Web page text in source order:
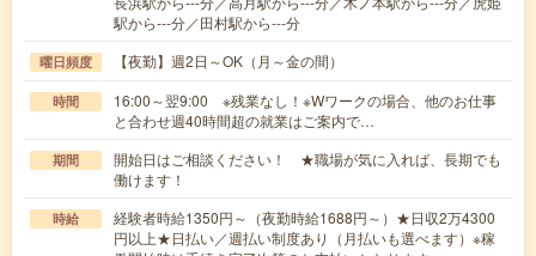
駅から---分／田村駅から---分
曜日頻度 【夜勤】週2日～OK（月～金の間）
時間
16:00～翌9:00 ※残業なし！※Wワークの場合、他のお仕事
と合わせ週40時間超の就業はご案内で…
期間
開始日はご相談ください！ ★職場が気に入れば、長期でも
働けます！
時給
経験者時給1350円～（夜勤時給1688円～）★日収2万4300
円以上★日払い／週払い制度あり（月払いも選べます）※稼